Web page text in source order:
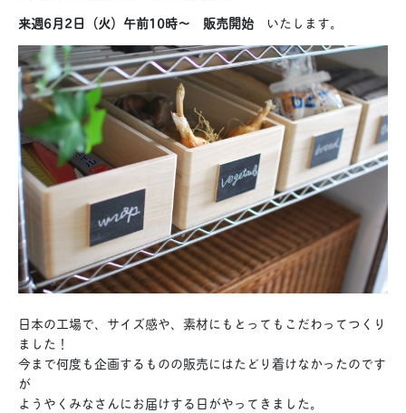
来週6月2日（火）午前10時〜 販売開始 いたします。
日本の工場で、サイズ感や、素材にもとってもこだわってつくり
ました！
今まで何度も企画するものの販売にはたどり着けなかったのです
が
ようやくみなさんにお届けする日がやってきました。